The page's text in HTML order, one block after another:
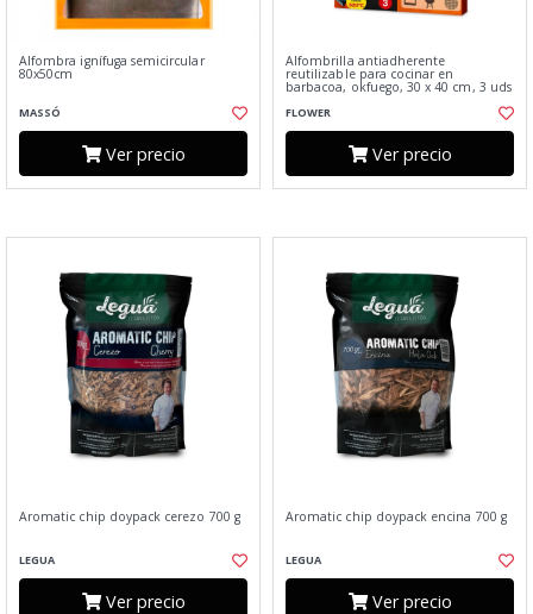
Alfombra ignífuga semicircular
80x50cm
MASSÓ
Ver precio
Alfombrilla antiadherente
reutilizable para cocinar en
barbacoa, okfuego, 30 x 40 cm, 3 uds
FLOWER
Ver precio
Aromatic chip doypack cerezo 700 g
LEGUA
Ver precio
Aromatic chip doypack encina 700 g
LEGUA
Ver precio